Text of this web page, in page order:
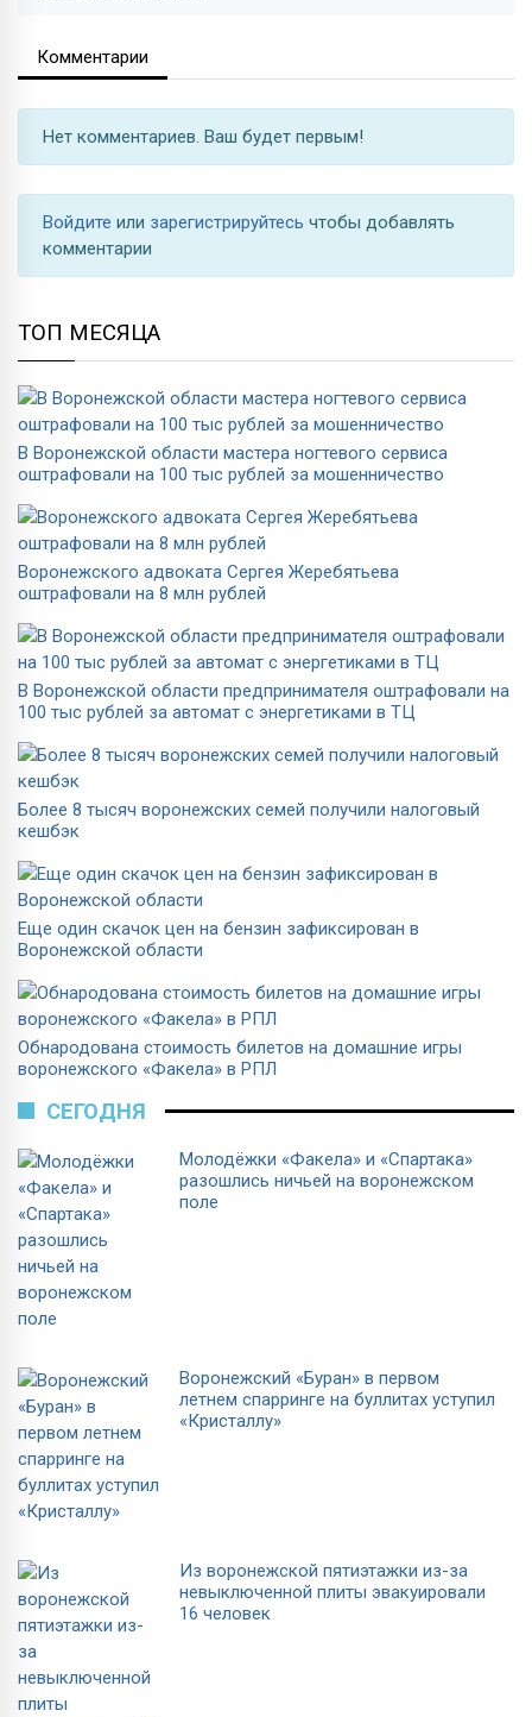
Комментарии
Нет комментариев. Ваш будет первым!
Войдите или зарегистрируйтесь чтобы добавлять
комментарии
ТОП МЕСЯЦА
В Воронежской области мастера ногтевого сервиса
оштрафовали на 100 тыс рублей за мошенничество
Воронежского адвоката Сергея Жеребятьева
оштрафовали на 8 млн рублей
В Воронежской области предпринимателя оштрафовали на
100 тыс рублей за автомат с энергетиками в ТЦ
Более 8 тысяч воронежских семей получили налоговый
кешбэк
Еще один скачок цен на бензин зафиксирован в
Воронежской области
Обнародована стоимость билетов на домашние игры
воронежского «Факела» в РПЛ
СЕГОДНЯ
Молодёжки «Факела» и «Спартака»
разошлись ничьей на воронежском
поле
Воронежский «Буран» в первом
летнем спарринге на буллитах уступил
«Кристаллу»
Из воронежской пятиэтажки из-за
невыключенной плиты эвакуировали
16 человек